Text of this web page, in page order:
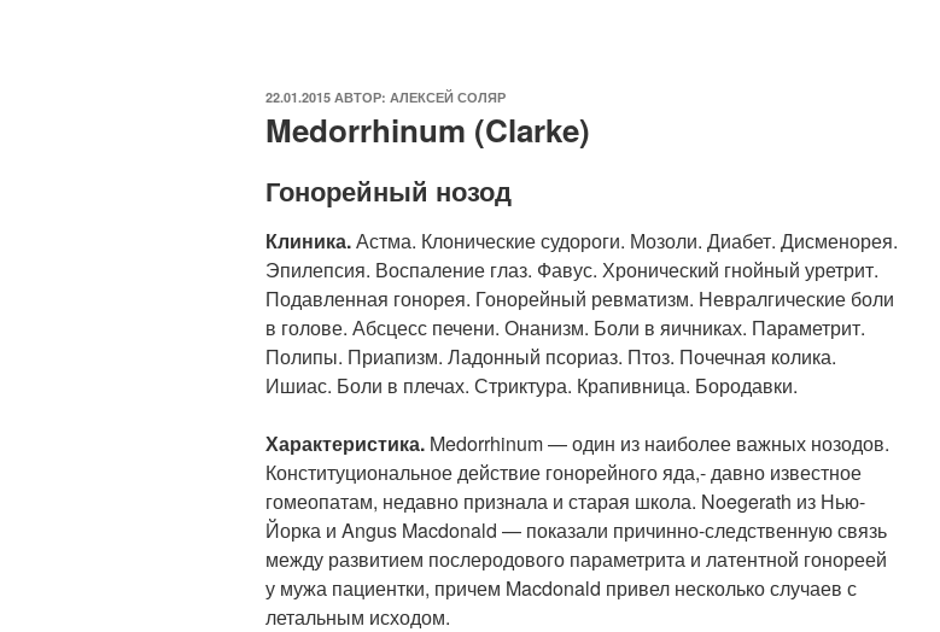
ОПУБЛИКОВАНО
22.01.2015 АВТОР: АЛЕКСЕЙ СОЛЯР
Medorrhinum (Clarke)
Гонорейный нозод
Клиника.Астма. Клонические судороги. Мозоли. Диабет. Дисменорея.
Эпилепсия. Воспаление глаз. Фавус. Хронический гнойный уретрит.
Подавленная гонорея. Гонорейный ревматизм. Невралгические боли
в голове. Абсцесс печени. Онанизм. Боли в яичниках. Параметрит.
Полипы. Приапизм. Ладонный псориаз. Птоз. Почечная колика.
Ишиас. Боли в плечах. Стриктура. Крапивница. Бородавки.
Характеристика. Medorrhinum — один из наиболее важных нозодов.
Конституциональное действие гонорейного яда,- давно известное
гомеопатам, недавно признала и старая школа. Noegerath из Нью-
Йорка и Angus Macdonald — показали причинно-следственную связь
между развитием послеродового параметрита и латентной гонореей
у мужа пациентки, причем Macdonald привел несколько случаев с
летальным исходом.